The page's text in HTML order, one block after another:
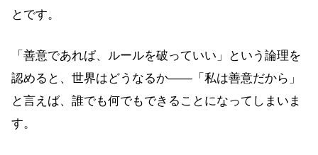
とです。
「善意であれば、ルールを破っていい」という論理を
認めると、世界はどうなるか——「私は善意だから」
と言えば、誰でも何でもできることになってしまいま
す。